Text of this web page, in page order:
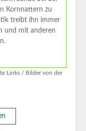
Kornnattern zu
treibt ihn immer
und mit anderen
Links / Bilder von der